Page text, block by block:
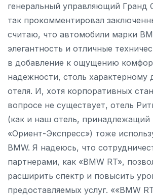
генеральный управляющий Гранд
так прокомментировал
считаю, что автомобили марки
элегантность и отличные
в добавление к ощущению
надежности, столь характерному
отеля. И, хотя корпоративных
вопросе не существует, отель
(как и наш отель, принадлежащий
«Ориент-Экспресс») тоже
BMW. Я надеюсь, что
партнерами, как «BMW RT»,
расширить спектр и повысить
предоставляемых услуг. ««BMW